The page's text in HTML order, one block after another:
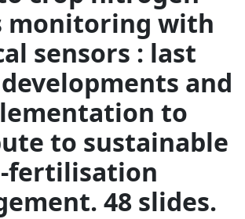
monitoring with
sensors : last
and
to
to sustainable
fertilisation
48 slides.